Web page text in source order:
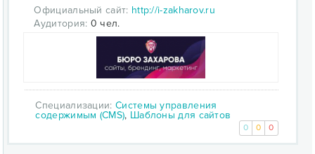
Официальный сайт: http://i-zakharov.ru
Аудитория: 0 чел.
Специализации: Системы управления
содержимым (CMS), Шаблоны для сайтов
0 0 0